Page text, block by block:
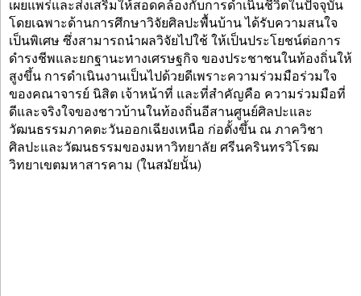
เผยแพร่และส่งเสริมให้สอดคล้องกับการดำเนินชีวิตในปัจจุบัน
โดยเฉพาะด้านการศึกษาวิจัยศิลปะพื้นบ้าน ได้รับความสนใจ
เป็นพิเศษ ซึ่งสามารถนำผลวิจัยไปใช้ ให้เป็นประโยชน์ต่อการ
ดำรงชีพและยกฐานะทางเศรษฐกิจ ของประชาชนในท้องถิ่นให้
สูงขึ้น การดำเนินงานเป็นไปด้วยดีเพราะความร่วมมือร่วมใจ
ของคณาจารย์ นิสิต เจ้าหน้าที่ และที่สำคัญคือ ความร่วมมือที่
ดีและจริงใจของชาวบ้านในท้องถิ่นอีสานศูนย์ศิลปะและ
วัฒนธรรมภาคตะวันออกเฉียงเหนือ ก่อตั้งขึ้น ณ ภาควิชา
ศิลปะและวัฒนธรรมของมหาวิทยาลัย ศรีนครินทรวิโรฒ
วิทยาเขตมหาสารคาม (ในสมัยนั้น)